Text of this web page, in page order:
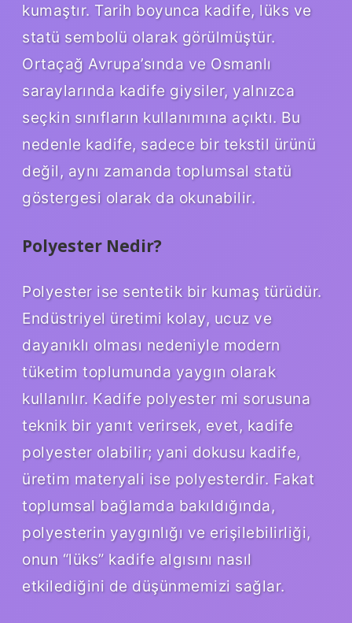
kumaştır. Tarih boyunca kadife, lüks ve
statü sembolü olarak görülmüştür.
Ortaçağ Avrupa’sında ve Osmanlı
saraylarında kadife giysiler, yalnızca
seçkin sınıfların kullanımına açıktı. Bu
nedenle kadife, sadece bir tekstil ürünü
değil, aynı zamanda toplumsal statü
göstergesi olarak da okunabilir.
Polyester Nedir?
Polyester ise sentetik bir kumaş türüdür.
Endüstriyel üretimi kolay, ucuz ve
dayanıklı olması nedeniyle modern
tüketim toplumunda yaygın olarak
kullanılır. Kadife polyester mi sorusuna
teknik bir yanıt verirsek, evet, kadife
polyester olabilir; yani dokusu kadife,
üretim materyali ise polyesterdir. Fakat
toplumsal bağlamda bakıldığında,
polyesterin yaygınlığı ve erişilebilirliği,
onun “lüks” kadife algısını nasıl
etkilediğini de düşünmemizi sağlar.